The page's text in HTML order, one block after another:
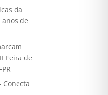
da
anos de
Feira de
Conecta